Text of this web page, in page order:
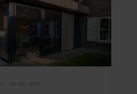
06 dec. 2021